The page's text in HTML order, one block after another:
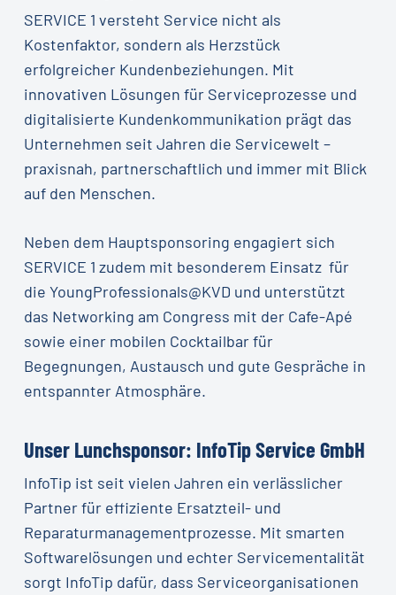
SERVICE 1 versteht Service nicht als
Kostenfaktor, sondern als Herzstück
erfolgreicher Kundenbeziehungen. Mit
innovativen Lösungen für Serviceprozesse und
digitalisierte Kundenkommunikation prägt das
Unternehmen seit Jahren die Servicewelt –
praxisnah, partnerschaftlich und immer mit Blick
auf den Menschen.
Neben dem Hauptsponsoring engagiert sich
SERVICE 1 zudem mit besonderem Einsatz für
die YoungProfessionals@KVD und unterstützt
das Networking am Congress mit der Cafe-Apé
sowie einer mobilen Cocktailbar für
Begegnungen, Austausch und gute Gespräche in
entspannter Atmosphäre.
Unser Lunchsponsor: InfoTip Service GmbH
InfoTip ist seit vielen Jahren ein verlässlicher
Partner für effiziente Ersatzteil- und
Reparaturmanagementprozesse. Mit smarten
Softwarelösungen und echter Servicementalität
sorgt InfoTip dafür, dass Serviceorganisationen